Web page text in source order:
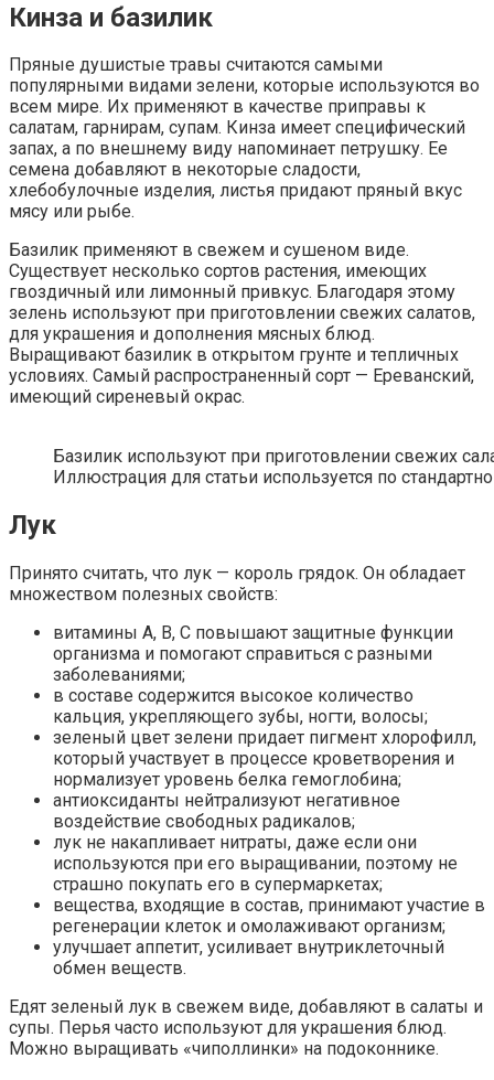
Кинза и базилик
Пряные душистые травы считаются самыми
популярными видами зелени, которые используются во
всем мире. Их применяют в качестве приправы к
салатам, гарнирам, супам. Кинза имеет специфический
запах, а по внешнему виду напоминает петрушку. Ее
семена добавляют в некоторые сладости,
хлебобулочные изделия, листья придают пряный вкус
мясу или рыбе.
Базилик применяют в свежем и сушеном виде.
Существует несколько сортов растения, имеющих
гвоздичный или лимонный привкус. Благодаря этому
зелень используют при приготовлении свежих салатов,
для украшения и дополнения мясных блюд.
Выращивают базилик в открытом грунте и тепличных
условиях. Самый распространенный сорт — Ереванский,
имеющий сиреневый окрас.
Базилик используют при приготовлении свежих
Иллюстрация для статьи используется по
Лук
Принято считать, что лук — король грядок. Он обладает
множеством полезных свойств:
витамины А, В, С повышают защитные функции
организма и помогают справиться с разными
заболеваниями;
в составе содержится высокое количество
кальция, укрепляющего зубы, ногти, волосы;
зеленый цвет зелени придает пигмент хлорофилл,
который участвует в процессе кроветворения и
нормализует уровень белка гемоглобина;
антиоксиданты нейтрализуют негативное
воздействие свободных радикалов;
лук не накапливает нитраты, даже если они
используются при его выращивании, поэтому не
страшно покупать его в супермаркетах;
вещества, входящие в состав, принимают участие в
регенерации клеток и омолаживают организм;
улучшает аппетит, усиливает внутриклеточный
обмен веществ.
Едят зеленый лук в свежем виде, добавляют в салаты и
супы. Перья часто используют для украшения блюд.
Можно выращивать «чиполлинки» на подоконнике.